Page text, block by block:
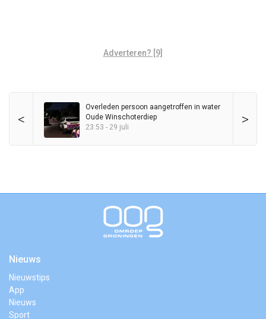
Adverteren? [9]
< >
Overleden persoon aangetroffen in water
Oude Winschoterdiep
23:53 - 29 juli
Nieuws
Nieuwstips
App
Nieuws
Sport